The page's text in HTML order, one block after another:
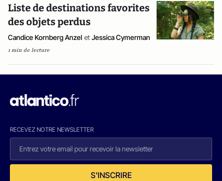
Liste de destinations favorites
des objets perdus
Candice Kornberg Anzel et Jessica Cymerman
1 min de lecture
RECEVEZ NOTRE NEWSLETTER
S'INSCRIRE